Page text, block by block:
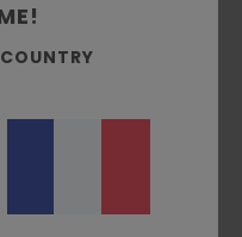
côté
50% coton
recyclé